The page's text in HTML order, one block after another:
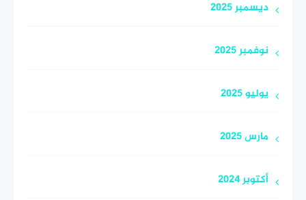
ديسمبر 2025
نوفمبر 2025
يوليو 2025
مارس 2025
أكتوبر 2024